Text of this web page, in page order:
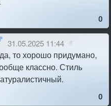
0
31.05.2025 11:44 #
то хорошо придумано,
классно. Стиль
0